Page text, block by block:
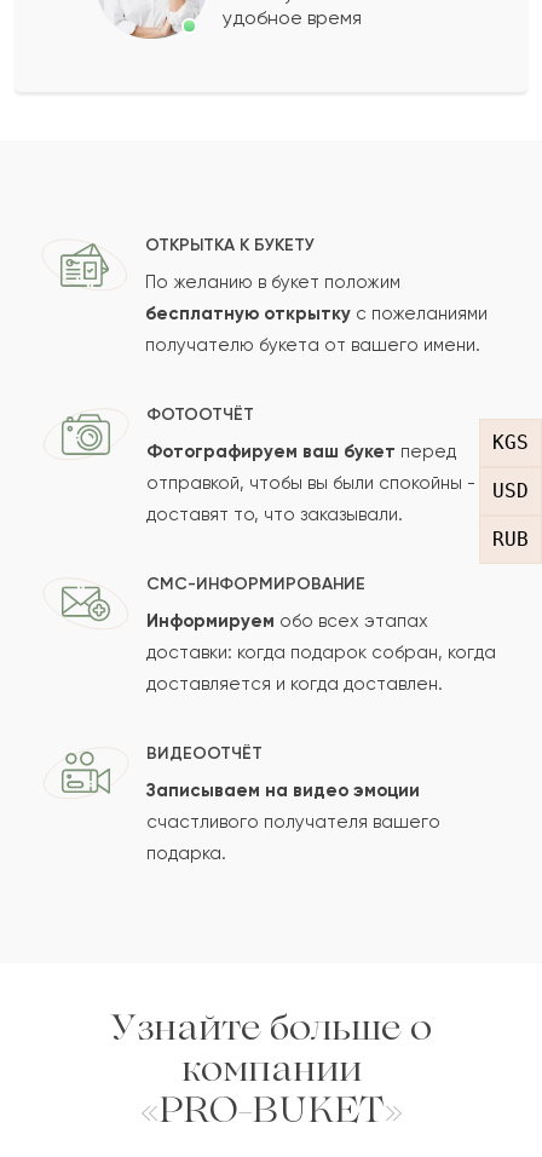
KGS
USD
RUB
Ваш e-mail
Отзыв
Сколько будет
Отзыв будет опубликован после проверки.
Проверяем на спам.
удобное время
ОТКРЫТКА К БУКЕТУ
По желанию в букет положим
бесплатную открытку с пожеланиями
получателю букета от вашего имени.
ФОТООТЧЁТ
Фотографируем ваш букет перед
отправкой, чтобы вы были спокойны -
доставят то, что заказывали.
СМС-ИНФОРМИРОВАНИЕ
Информируем обо всех этапах
доставки: когда подарок собран, когда
доставляется и когда доставлен.
ВИДЕООТЧЁТ
Записываем на видео эмоции
счастливого получателя вашего
подарка.
Узнайте больше о
компании
«PRO-BUKET»